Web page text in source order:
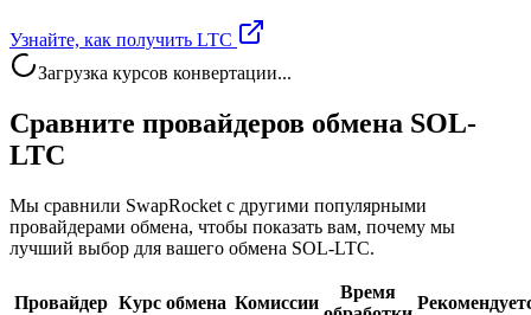
Узнайте, как получить LTC
Загрузка курсов конвертации...
Сравните провайдеров обмена SOL-
LTC
Мы сравнили SwapRocket с другими популярными
провайдерами обмена, чтобы показать вам, почему мы
лучший выбор для вашего обмена SOL-LTC.
Провайдер Курс обмена Комиссии
Время